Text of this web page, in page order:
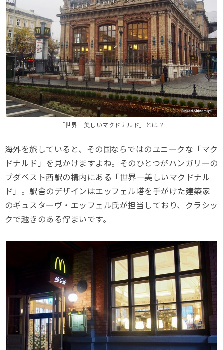
「世界一美しいマクドナルド」とは？
海外を旅していると、その国ならではのユニークな「マク
ドナルド」を見かけますよね。そのひとつがハンガリーの
ブダペスト西駅の構内にある「世界一美しいマクドナル
ド」。駅舎のデザインはエッフェル塔を手がけた建築家
のギュスターヴ・エッフェル氏が担当しており、クラシッ
クで趣きのある佇まいです。